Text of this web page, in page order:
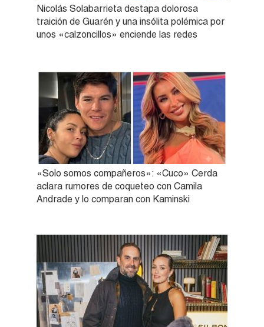
Nicolás Solabarrieta destapa dolorosa
traición de Guarén y una insólita polémica por
unos «calzoncillos» enciende las redes
«Solo somos compañeros»: «Cuco» Cerda
aclara rumores de coqueteo con Camila
Andrade y lo comparan con Kaminski